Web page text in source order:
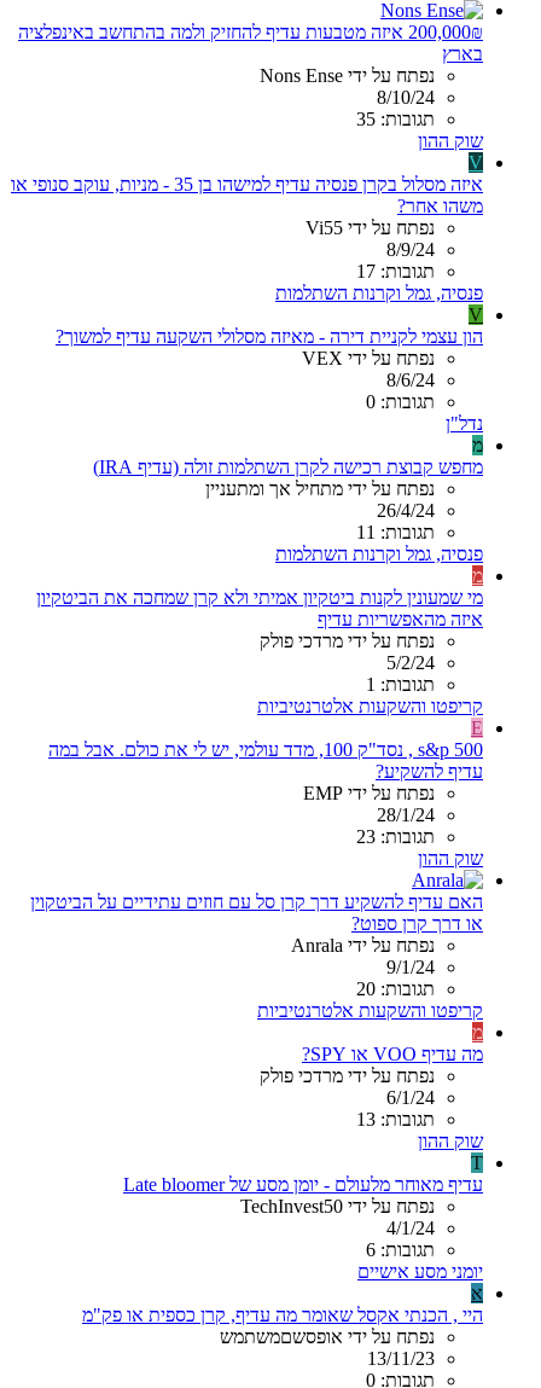
200,000₪ איזה מטבעות עדיף להחזיק ולמה בהתחשב באינפלציה
בארץ
נפתח על ידי Nons Ense
8/10/24
תגובות: 35
שוק ההון
V
איזה מסלול בקרן פנסיה עדיף למישהו בן 35 - מניות, עוקב סנופי או
משהו אחר?
נפתח על ידי Vi55
8/9/24
תגובות: 17
פנסיה, גמל וקרנות השתלמות
V
הון עצמי לקניית דירה - מאיזה מסלולי השקעה עדיף למשוך?
נפתח על ידי VEX
8/6/24
תגובות: 0
נדל"ן
מ
מחפש קבוצת רכישה לקרן השתלמות זולה (עדיף IRA)
נפתח על ידי מתחיל אך ומתעניין
26/4/24
תגובות: 11
פנסיה, גמל וקרנות השתלמות
מ
מי שמעונין לקנות ביטקיון אמיתי ולא קרן שמחכה את הביטקיון
איזה מהאפשריות עדיף
נפתח על ידי מרדכי פולק
5/2/24
תגובות: 1
קריפטו והשקעות אלטרנטיביות
E
s&p 500 , נסד"ק 100, מדד עולמי, יש לי את כולם. אבל במה
עדיף להשקיע?
נפתח על ידי EMP
28/1/24
תגובות: 23
שוק ההון
האם עדיף להשקיע דרך קרן סל עם חוזים עתידיים על הביטקוין
או דרך קרן ספוט?
נפתח על ידי Anrala
9/1/24
תגובות: 20
קריפטו והשקעות אלטרנטיביות
מ
מה עדיף VOO או SPY?
נפתח על ידי מרדכי פולק
6/1/24
תגובות: 13
שוק ההון
T
עדיף מאוחר מלעולם - יומן מסע של Late bloomer
נפתח על ידי TechInvest50
4/1/24
תגובות: 6
יומני מסע אישיים
א
היי , הכנתי אקסל שאומר מה עדיף, קרן כספית או פק"מ
נפתח על ידי אופסשםמשתמש
13/11/23
תגובות: 0